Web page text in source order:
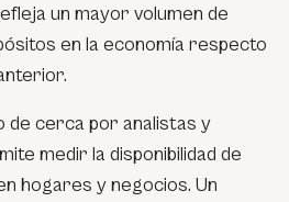
un mayor volumen de
en la economía respecto
de cerca por analistas y
medir la disponibilidad de
hogares y negocios. Un